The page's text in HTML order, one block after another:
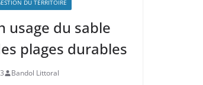
DU TERRITOIRE
usage du sable
plages durables
Bandol Littoral